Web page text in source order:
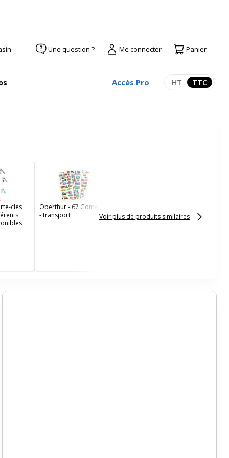
Une question ? Me connecter Panier
Accès Pro Afficher les
HT TTC
clés
Oberthur - 67 Gomettes
- transport
Voir plus de produits similaires